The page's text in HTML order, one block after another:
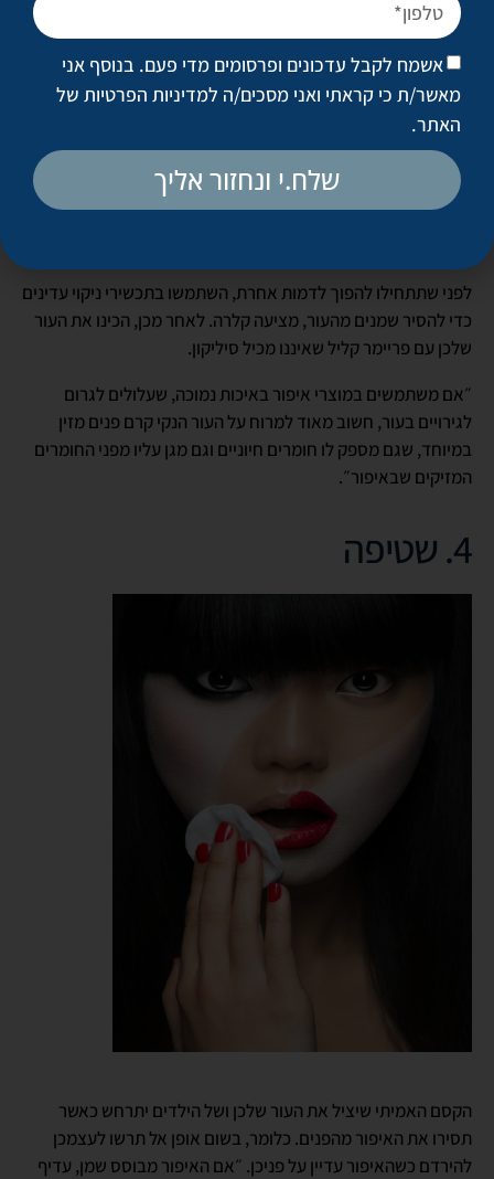
לפני שתתחילו להפוך לדמות אחרת, השתמשו בתכשירי ניקוי עדינים
כדי להסיר שמנים מהעור, מציעה קלרה. לאחר מכן, הכינו את העור
שלכן עם פריימר קליל שאיננו מכיל סיליקון.
״אם משתמשים במוצרי איפור באיכות נמוכה, שעלולים לגרום
לגירויים בעור, חשוב מאוד למרוח על העור הנקי קרם פנים מזין
במיוחד, שגם מספק לו חומרים חיוניים וגם מגן עליו מפני החומרים
המזיקים שבאיפור״.
4. שטיפה
הקסם האמיתי שיציל את העור שלכן ושל הילדים יתרחש כאשר
תסירו את האיפור מהפנים. כלומר, בשום אופן אל תרשו לעצמכן
להירדם כשהאיפור עדיין על פניכן. ״אם האיפור מבוסס שמן, עדיף
אשמח לקבל עדכונים ופרסומים מדי פעם. בנוסף אני
מאשר/ת כי קראתי ואני מסכים/ה למדיניות הפרטיות של
האתר.
שלח.י ונחזור אליך